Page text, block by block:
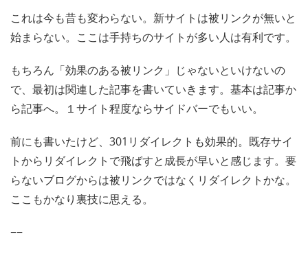
これは今も昔も変わらない。新サイトは被リンクが無いと
始まらない。ここは手持ちのサイトが多い人は有利です。
もちろん「効果のある被リンク」じゃないといけないの
で、最初は関連した記事を書いていきます。基本は記事か
ら記事へ。１サイト程度ならサイドバーでもいい。
前にも書いたけど、301リダイレクトも効果的。既存サイ
トからリダイレクトで飛ばすと成長が早いと感じます。要
らないブログからは被リンクではなくリダイレクトかな。
ここもかなり裏技に思える。
−−